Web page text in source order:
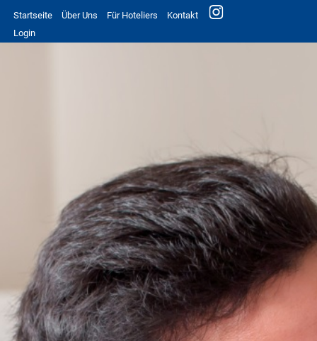
Startseite Über Uns Für Hoteliers
Kontakt
Login